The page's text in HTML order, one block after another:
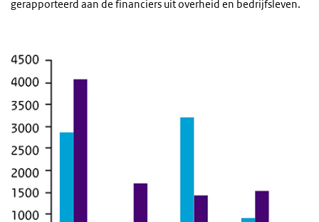
gerapporteerd aan de financiers uit overheid en bedrijfsleven.